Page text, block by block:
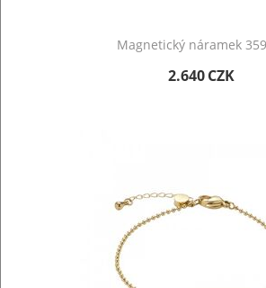
Magnetický náramek
2.640CZK